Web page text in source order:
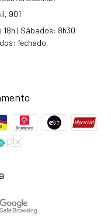
901
| Sábados: 8h30
fechado